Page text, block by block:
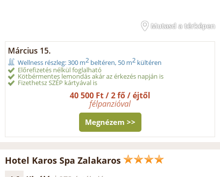
Mutasd a térképen
Március 15.
Wellness részleg: 300 m2 beltéren, 50 m2 kültéren
Előrefizetés nélkül foglalható
Kötbérmentes lemondás akár az érkezés napján is
Fizethetsz SZÉP kártyával is
40 500 Ft / 2 fő / éjtől
félpanzióval
Megnézem >>
Hotel Karos Spa Zalakaros